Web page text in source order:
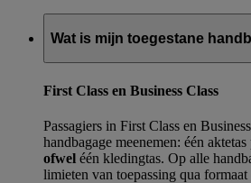
Wat is mijn toegestane
First Class en Business Class
Passagiers in First Class en
handbagage meenemen: één aktetas
ofwel één kledingtas. Op alle
limieten van toepassing qua